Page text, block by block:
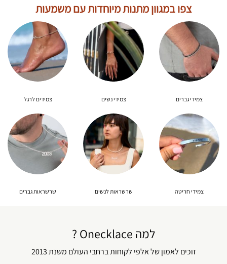
צפו במגוון מתנות מיוחדות עם משמעות
צמידי גברים צמידי נשים צמידים לרגל
צמידי חריטה שרשראות לנשים שרשראות גברים
למה Onecklace ?
זוכים לאמון של אלפי לקוחות ברחבי העולם משנת 2013